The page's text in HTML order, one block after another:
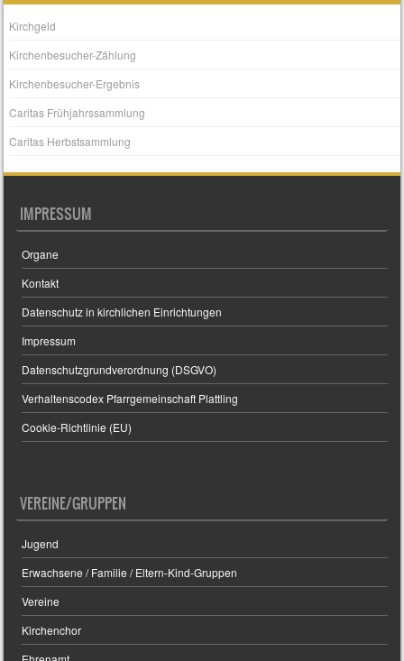
Kirchgeld
Kirchenbesucher-Zählung
Kirchenbesucher-Ergebnis
Caritas Frühjahrssammlung
Caritas Herbstsammlung
IMPRESSUM
Organe
Kontakt
Datenschutz in kirchlichen Einrichtungen
Impressum
Datenschutzgrundverordnung (DSGVO)
Verhaltenscodex Pfarrgemeinschaft Plattling
Cookie-Richtlinie (EU)
VEREINE/GRUPPEN
Jugend
Erwachsene / Familie / Eltern-Kind-Gruppen
Vereine
Kirchenchor